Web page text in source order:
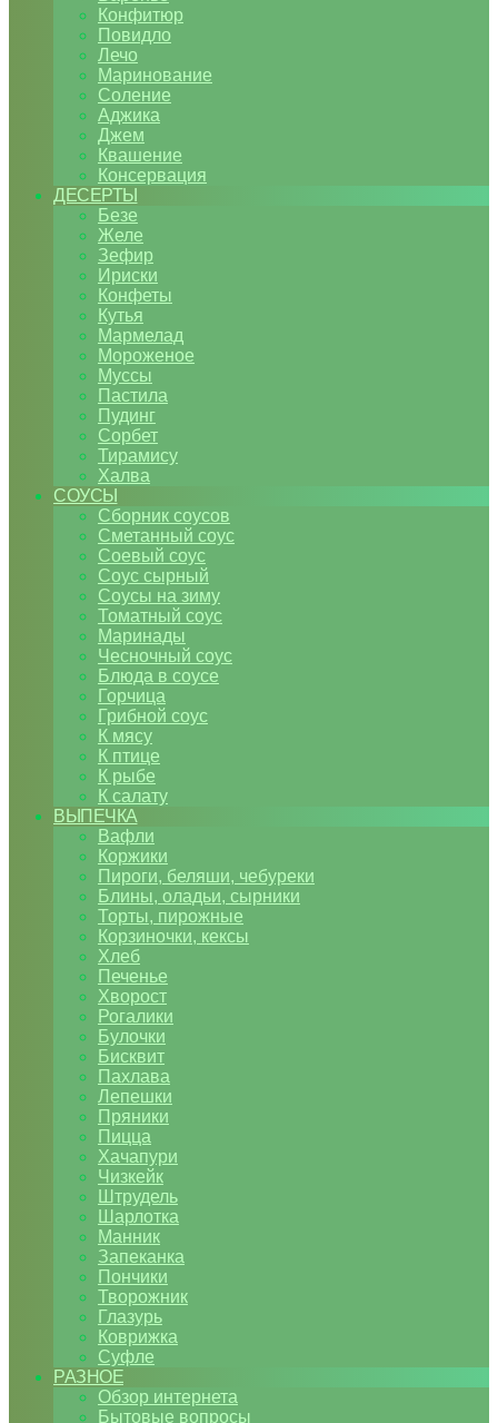
Конфитюр
Повидло
Лечо
Маринование
Соление
Аджика
Джем
Квашение
Консервация
ДЕСЕРТЫ
Безе
Желе
Зефир
Ириски
Конфеты
Кутья
Мармелад
Мороженое
Муссы
Пастила
Пудинг
Сорбет
Тирамису
Халва
СОУСЫ
Сборник соусов
Сметанный соус
Соевый соус
Соус сырный
Соусы на зиму
Томатный соус
Маринады
Чесночный соус
Блюда в соусе
Горчица
Грибной соус
К мясу
К птице
К рыбе
К салату
ВЫПЕЧКА
Вафли
Коржики
Пироги, беляши, чебуреки
Блины, оладьи, сырники
Торты, пирожные
Корзиночки, кексы
Хлеб
Печенье
Хворост
Рогалики
Булочки
Бисквит
Пахлава
Лепешки
Пряники
Пицца
Хачапури
Чизкейк
Штрудель
Шарлотка
Манник
Запеканка
Пончики
Творожник
Глазурь
Коврижка
Суфле
РАЗНОЕ
Обзор интернета
Бытовые вопросы